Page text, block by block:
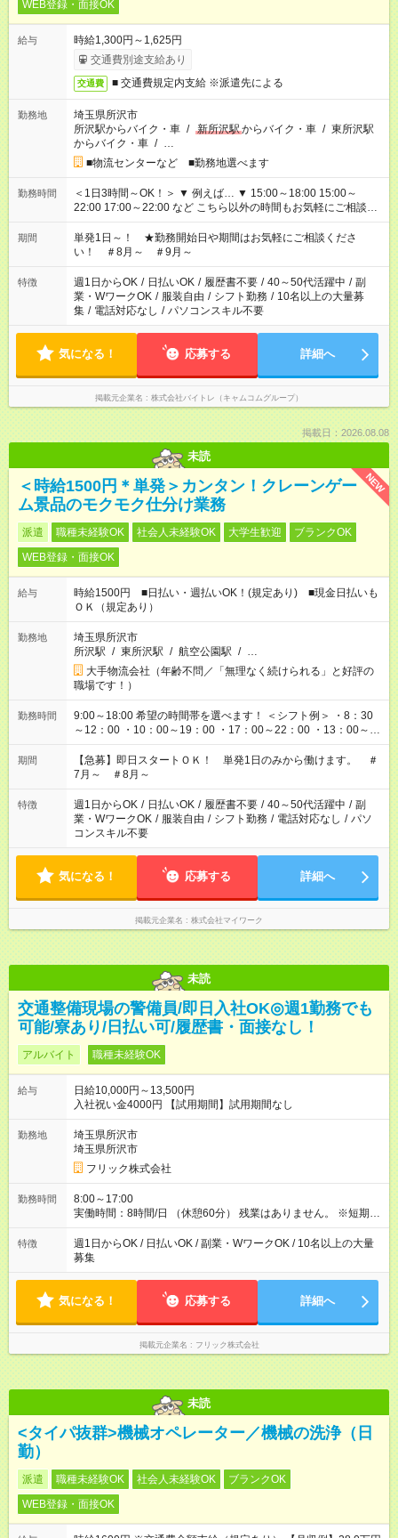
WEB登録・面接OK
給与
時給1,300円～1,625円
交通費別途支給あり
交通費 ■ 交通費規定内支給 ※派遣先による
勤務地
埼玉県所沢市
所沢駅からバイク・車 / 新所沢駅からバイク・車 / 東所沢駅
からバイク・車 / …
■物流センターなど ■勤務地選べます
勤務時間
＜1日3時間～OK！＞ ▼ 例えば… ▼ 15:00～18:00 15:00～
22:00 17:00～22:00 など こちら以外の時間もお気軽にご相談く
ださい！
期間
単発1日～！ ★勤務開始日や期間はお気軽にご相談くださ
い！ ＃8月～ ＃9月～
特徴 週1日からOK / 日払いOK / 履歴書不要 / 40～50代活躍中 / 副
業・WワークOK / 服装自由 / シフト勤務 / 10名以上の大量募
集 / 電話対応なし / パソコンスキル不要
気になる！ 応募する 詳細へ
掲載元企業名 株式会社バイトレ（キャムコムグループ）
掲載日：2026.08.08
未読
NEW
＜時給1500円＊単発＞カンタン！クレーンゲー
ム景品のモクモク仕分け業務
派遣 職種未経験OK 社会人未経験OK 大学生歓迎
ブランクOK
WEB登録・面接OK
給与
時給1500円 ■日払い・週払いOK！(規定あり) ■現金日払いも
ＯＫ（規定あり）
勤務地
埼玉県所沢市
所沢駅 / 東所沢駅 / 航空公園駅 / …
大手物流会社（年齢不問／「無理なく続けられる」と好評の
職場です！）
勤務時間
9:00～18:00 希望の時間帯を選べます！ ＜シフト例＞ ・8：30
～12：00 ・10：00～19：00 ・17：00～22：00 ・13：00～
22：00 ・22：00～翌6：00 など
期間
【急募】即日スタートＯＫ！ 単発1日のみから働けます。 ＃
7月～ ＃8月～
特徴 週1日からOK / 日払いOK / 履歴書不要 / 40～50代活躍中 / 副
業・WワークOK / 服装自由 / シフト勤務 / 電話対応なし / パソ
コンスキル不要
気になる！ 応募する 詳細へ
掲載元企業名 株式会社マイワーク
未読
交通整備現場の警備員/即日入社OK◎週1勤務でも
可能/寮あり/日払い可/履歴書・面接なし！
アルバイト 職種未経験OK
給与
日給10,000円～13,500円
入社祝い金4000円 【試用期間】試用期間なし
勤務地
埼玉県所沢市
埼玉県所沢市
フリック株式会社
勤務時間
8:00～17:00
実働時間：8時間/日 （休憩60分） 残業はありません。 ※短期の
募集は行っておりません。予めご了承くださいませ。
特徴
週1日からOK / 日払いOK / 副業・WワークOK / 10名以上の大量
募集
気になる！ 応募する 詳細へ
掲載元企業名 フリック株式会社
未読
<タイパ抜群>機械オペレーター／機械の洗浄（日
勤）
派遣 職種未経験OK 社会人未経験OK
ブランクOK
WEB登録・面接OK